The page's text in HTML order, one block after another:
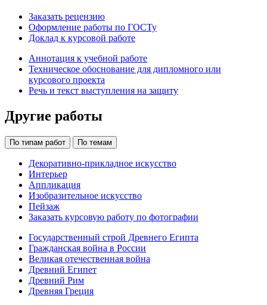
Заказать рецензию
Оформление работы по ГОСТу
Доклад к курсовой работе
Аннотация к учебной работе
Техническое обоснование для дипломного или
курсового проекта
Речь и текст выступления на защиту
Другие работы
По типам работ По темам
Декоративно-прикладное искусство
Интерьер
Аппликация
Изобразительное искусство
Пейзаж
Заказать курсовую работу по фотографии
Государственный строй Древнего Египта
Гражданская война в России
Великая отечественная война
Древний Египет
Древний Рим
Древняя Греция